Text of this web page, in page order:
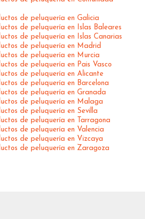
de peluquería en Galicia
de peluquería en Islas Baleares
de peluquería en Islas Canarias
de peluquería en Madrid
de peluquería en Murcia
de peluquería en Pais Vasco
de peluquería en Alicante
de peluquería en Barcelona
de peluquería en Granada
de peluquería en Malaga
de peluquería en Sevilla
de peluquería en Tarragona
de peluquería en Valencia
de peluquería en Vizcaya
de peluquería en Zaragoza